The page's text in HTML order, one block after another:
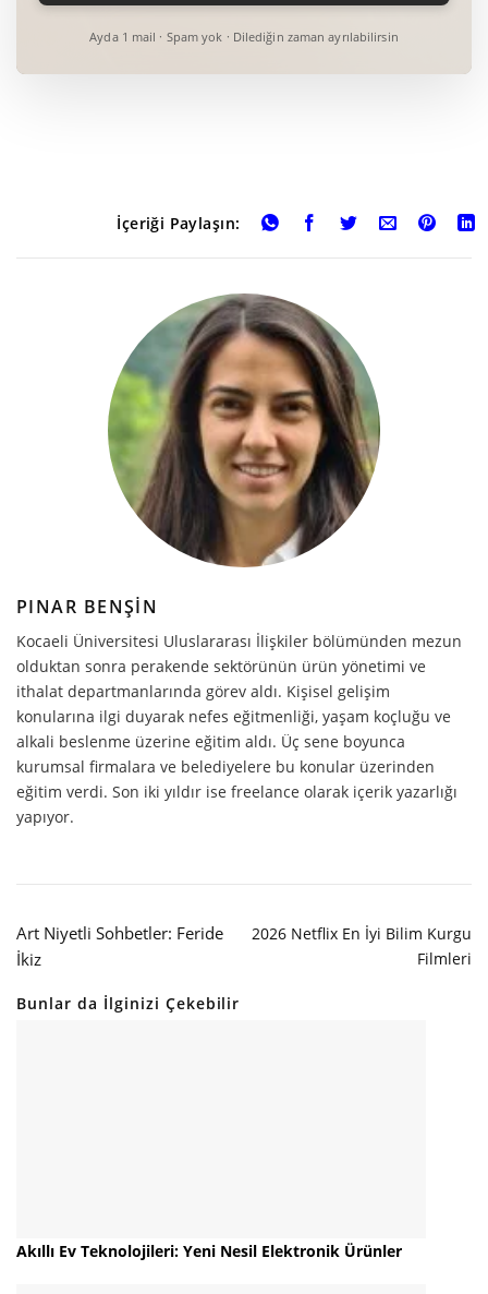
Ayda 1 mail · Spam yok · Dilediğin zaman ayrılabilirsin
İçeriği Paylaşın:
PINAR BENŞIN
Kocaeli Üniversitesi Uluslararası İlişkiler bölümünden mezun
olduktan sonra perakende sektörünün ürün yönetimi ve
ithalat departmanlarında görev aldı. Kişisel gelişim
konularına ilgi duyarak nefes eğitmenliği, yaşam koçluğu ve
alkali beslenme üzerine eğitim aldı. Üç sene boyunca
kurumsal firmalara ve belediyelere bu konular üzerinden
eğitim verdi. Son iki yıldır ise freelance olarak içerik yazarlığı
yapıyor.
Art Niyetli Sohbetler: Feride
İkiz
2026 Netflix En İyi Bilim Kurgu
Filmleri
Bunlar da İlginizi Çekebilir
Akıllı Ev Teknolojileri: Yeni Nesil Elektronik Ürünler